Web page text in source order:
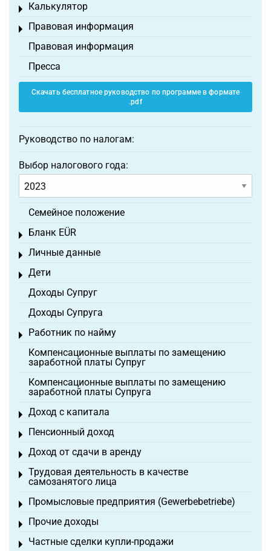
Калькулятор
Toggle menu
Правовая информация
Toggle menu
Правовая информация
Пресса
Скачать бесплатное руководство по программе в формате
.pdf
Руководство по налогам:
Выбор налогового года:
Семейное положение
Бланк EÜR
Toggle menu
Личные данные
Toggle menu
Дети
Toggle menu
Доходы Супруг
Доходы Супруга
Работник по найму
Toggle menu
Компенсационные выплаты по замещению
заработной платы Супруг
Компенсационные выплаты по замещению
заработной платы Супруга
Доход с капитала
Toggle menu
Пенсионный доход
Toggle menu
Доход от сдачи в аренду
Toggle menu
Трудовая деятельность в качестве
самозанятого лица
Toggle menu
Промысловые предприятия (Gewerbebetriebe)
Toggle menu
Прочие доходы
Toggle menu
Частные сделки купли-продажи
Toggle menu